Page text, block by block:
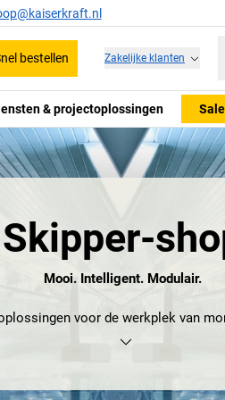
bestellen Zakelijke klanten
& projectoplossingen
Skipper-
Mooi. Intelligent. Modulair.
voor de werkplek van
de toekomst met Skipper. Meer
en milieuvriendelijke, echt